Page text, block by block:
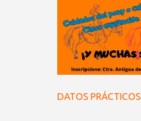
DATOS PRÁCTICOS